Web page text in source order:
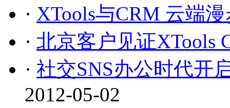
· XTools与CRM 云端
· 北京客户见证XTools
· 社交SNS办公时代开
2012-05-02